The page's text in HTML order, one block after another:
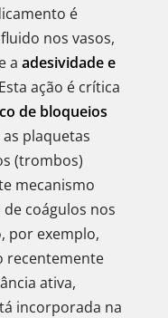
é
nos vasos,
a adesividade e
ação é crítica
de bloqueios
plaquetas
(trombos)
mecanismo
coágulos nos
por exemplo,
recentemente
ativa,
incorporada na